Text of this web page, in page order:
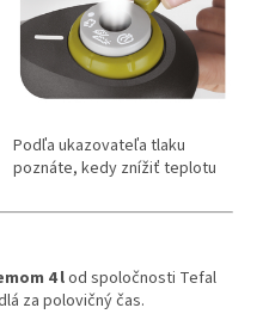
Podľa ukazovateľa tlaku
poznáte, kedy znížiť teplotu
4 lod spoločnosti Tefal
za polovičný čas.